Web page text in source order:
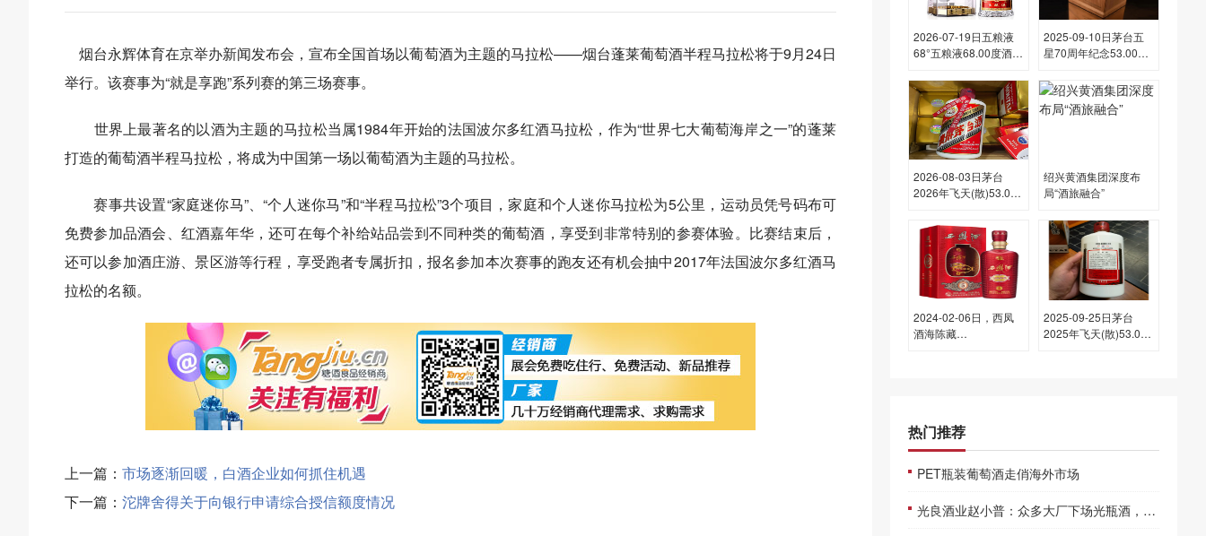
烟台永辉体育在京举办新闻发布会，宣布全国首场以葡萄酒为主题的马拉松——烟台蓬莱葡萄酒半程马拉松将于9月24日
举行。该赛事为“就是享跑”系列赛的第三场赛事。
世界上最著名的以酒为主题的马拉松当属1984年开始的法国波尔多红酒马拉松，作为“世界七大葡萄海岸之一”的蓬莱
打造的葡萄酒半程马拉松，将成为中国第一场以葡萄酒为主题的马拉松。
赛事共设置“家庭迷你马”、“个人迷你马”和“半程马拉松”3个项目，家庭和个人迷你马拉松为5公里，运动员凭号码布可
免费参加品酒会、红酒嘉年华，还可在每个补给站品尝到不同种类的葡萄酒，享受到非常特别的参赛体验。比赛结束后，
还可以参加酒庄游、景区游等行程，享受跑者专属折扣，报名参加本次赛事的跑友还有机会抽中2017年法国波尔多红酒马
拉松的名额。
上一篇： 市场逐渐回暖，白酒企业如何抓住机遇
下一篇： 沱牌舍得关于向银行申请综合授信额度情况
2026-07-19日五粮液
68°五粮液68.00度酒价
1,120元
2025-09-10日茅台五
星70周年纪念53.00度
下跌 350元
2026-08-03日茅台
2026年飞天(散)53.00
瓶，上涨 10元
绍兴黄酒集团深度布
局“酒旅融合”
2024-02-06日，西凤
酒海陈藏
2025-09-25日茅台
2025年飞天(散)53.00
热门推荐
PET瓶装葡萄酒走俏海外市场
光良酒业赵小普：众多大厂下场光瓶酒，对未来依然有充足信心